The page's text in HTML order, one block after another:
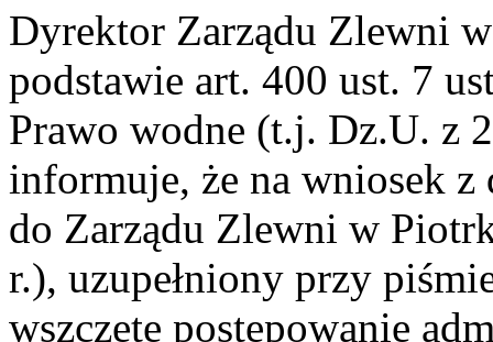
Dyrektor Zarządu Zlewni
podstawie art. 400 ust. 7
Prawo wodne (t.j. Dz.U. z
informuje, że na wniosek z
do Zarządu Zlewni w
r.), uzupełniony przy
wszczęte postępowanie